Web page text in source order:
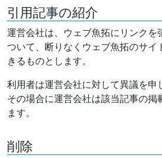
引用記事の紹介
運営会社は、ウェブ魚拓にリンクを
ついて、断りなくウェブ魚拓のサイ
きるものとします。
利用者は運営会社に対して異議を申
その場合に運営会社は該当記事の掲
ます。
削除